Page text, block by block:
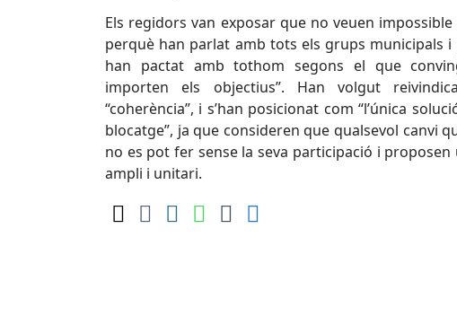
Els regidors van exposar que no veuen
perquè han parlat amb tots els grups municipals
han pactat amb tothom segons el que
importen els objectius”. Han volgut
“coherència”, i s’han posicionat com “l’única
blocatge”, ja que consideren que qualsevol canvi
no es pot fer sense la seva participació i
ampli i unitari.